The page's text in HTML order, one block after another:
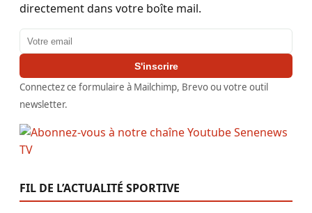
directement dans votre boîte mail.
Adresse email
S'inscrire
Connectez ce formulaire à Mailchimp, Brevo ou votre outil
newsletter.
FIL DE L’ACTUALITÉ SPORTIVE